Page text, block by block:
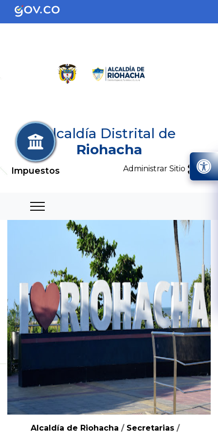
Alcaldía Distrital de
Riohacha
Administrar Sitio
Alcaldía de Riohacha / Secretarias /
Impuestos